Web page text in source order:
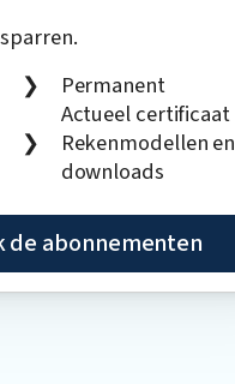
Permanent
Actueel certificaat
Rekenmodellen en
downloads
de abonnementen